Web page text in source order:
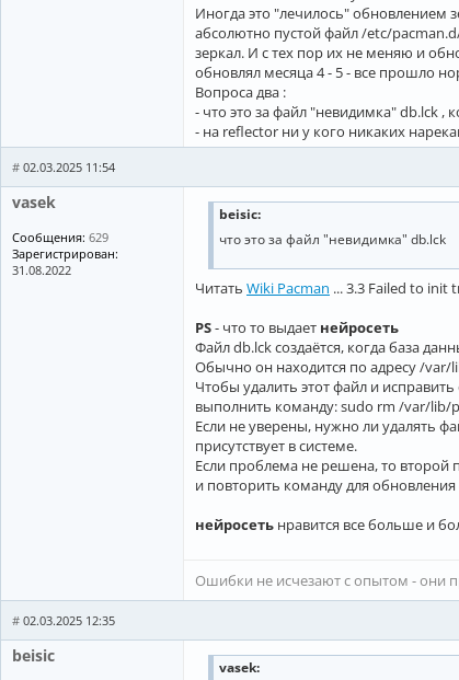
Иногда это "лечилось" обновлением
абсолютно пустой файл /etc/
зеркал. И с тех пор их не меняю и
обновлял месяца 4 - 5 - все прошло
Вопроса два :
- что это за файл "невидимка" db.lck ,
- на reflector ни у кого никаких
vasek
Сообщения: 629
Зарегистрирован:
31.08.2022
# 02.03.2025 11:54
beisic:
что это за файл "невидимка" db.lck
Читать Wiki Pacman ... 3.3 Failed to init
PS- что то выдает нейросеть
Файл db.lck создаётся, когда база
Обычно он находится по адресу /var/
Чтобы удалить этот файл и
выполнить команду: sudo rm /var/lib/
Если не уверены, нужно ли удалять
присутствует в системе.
Если проблема не решена, то второй
и повторить команду для
нейросеть нравится все больше и
Ошибки не исчезают с опытом - они
beisic
# 02.03.2025 12:35
vasek: